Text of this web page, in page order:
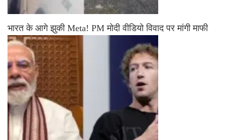
भारत के आगे झुकी Meta! PM मोदी वीडियो विवाद पर मांगी माफी